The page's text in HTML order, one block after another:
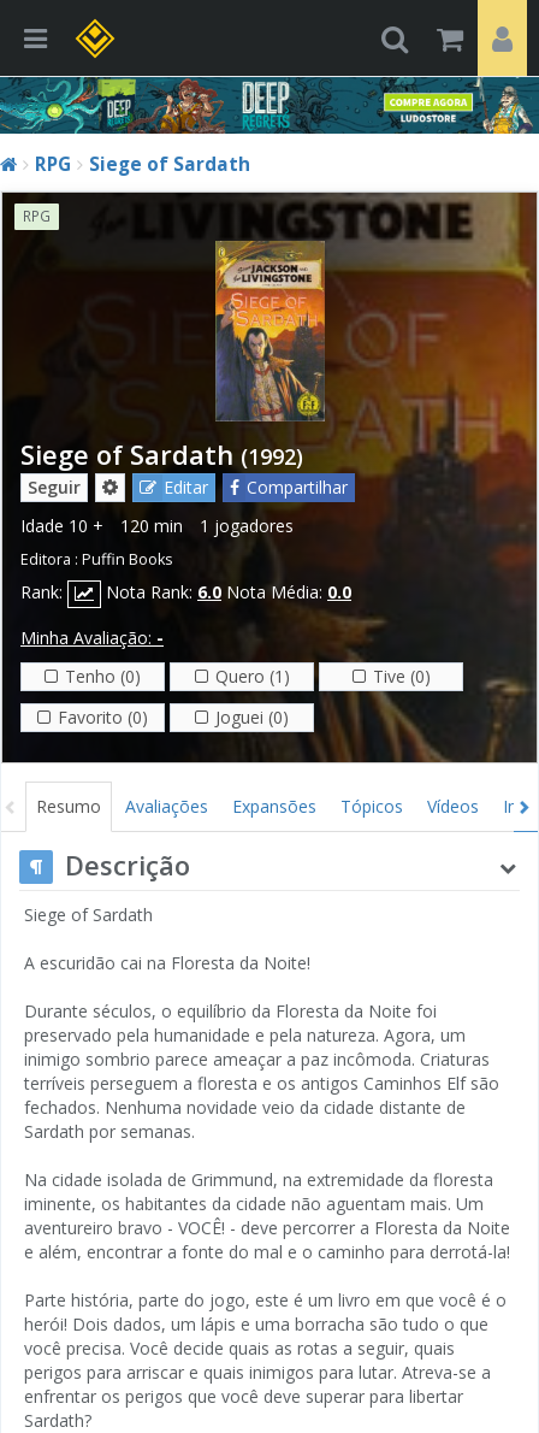
RPG Siege of Sardath
RPG
Siege of Sardath (1992)
Seguir Editar
Compartilhar
Idade 10 + 120 min 1 jogadores
Editora : Puffin Books
Rank: Nota Rank: 6.0 Nota Média: 0.0
Minha Avaliação: -
Tenho (0)
Quero (1)
Tive (0)
Favorito (0)
Joguei (0)
Resumo Avaliações Expansões Tópicos Vídeos
Descrição
Siege of Sardath
A escuridão cai na Floresta da Noite!
Durante séculos, o equilíbrio da Floresta da Noite foi
preservado pela humanidade e pela natureza. Agora, um
inimigo sombrio parece ameaçar a paz incômoda. Criaturas
terríveis perseguem a floresta e os antigos Caminhos Elf são
fechados. Nenhuma novidade veio da cidade distante de
Sardath por semanas.
Na cidade isolada de Grimmund, na extremidade da floresta
iminente, os habitantes da cidade não aguentam mais. Um
aventureiro bravo - VOCÊ! - deve percorrer a Floresta da Noite
e além, encontrar a fonte do mal e o caminho para derrotá-la!
Parte história, parte do jogo, este é um livro em que você é o
herói! Dois dados, um lápis e uma borracha são tudo o que
você precisa. Você decide quais as rotas a seguir, quais
perigos para arriscar e quais inimigos para lutar. Atreva-se a
enfrentar os perigos que você deve superar para libertar
Sardath?